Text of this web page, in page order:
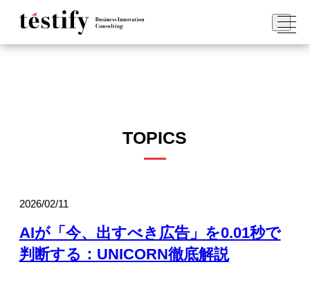
TOPICS
2026/02/11
AIが「今、出すべき広告」を0.01秒で
判断する：UNICORN徹底解説